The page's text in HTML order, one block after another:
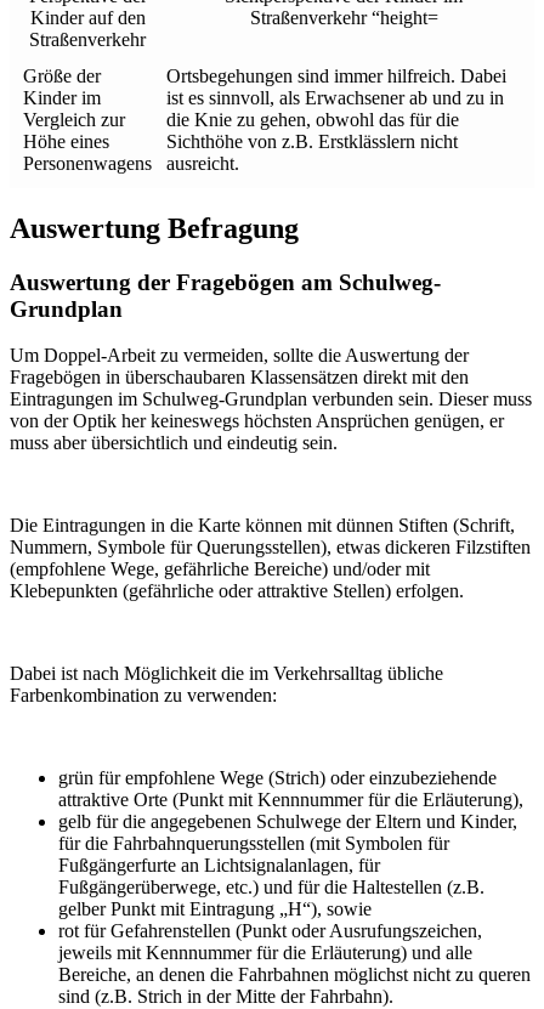
Größe der
Kinder im
Vergleich zur
Höhe eines
Personenwagens
Ortsbegehungen sind immer hilfreich. Dabei
ist es sinnvoll, als Erwachsener ab und zu in
die Knie zu gehen, obwohl das für die
Sichthöhe von z.B. Erstklässlern nicht
ausreicht.
Auswertung Befragung
Auswertung der Fragebögen am Schulweg-
Grundplan
Um Doppel-Arbeit zu vermeiden, sollte die Auswertung der
Fragebögen in überschaubaren Klassensätzen direkt mit den
Eintragungen im Schulweg-Grundplan verbunden sein. Dieser muss
von der Optik her keineswegs höchsten Ansprüchen genügen, er
muss aber übersichtlich und eindeutig sein.
Die Eintragungen in die Karte können mit dünnen Stiften (Schrift,
Nummern, Symbole für Querungsstellen), etwas dickeren Filzstiften
(empfohlene Wege, gefährliche Bereiche) und/oder mit
Klebepunkten (gefährliche oder attraktive Stellen) erfolgen.
Dabei ist nach Möglichkeit die im Verkehrsalltag übliche
Farbenkombination zu verwenden:
grün für empfohlene Wege (Strich) oder einzubeziehende
attraktive Orte (Punkt mit Kennnummer für die Erläuterung),
gelb für die angegebenen Schulwege der Eltern und Kinder,
für die Fahrbahnquerungsstellen (mit Symbolen für
Fußgängerfurte an Lichtsignalanlagen, für
Fußgängerüberwege, etc.) und für die Haltestellen (z.B.
gelber Punkt mit Eintragung „H“), sowie
rot für Gefahrenstellen (Punkt oder Ausrufungszeichen,
jeweils mit Kennnummer für die Erläuterung) und alle
Bereiche, an denen die Fahrbahnen möglichst nicht zu queren
sind (z.B. Strich in der Mitte der Fahrbahn).